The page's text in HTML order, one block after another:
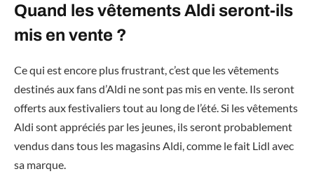
Quand les vêtements Aldi seront-ils
mis en vente ?
Ce qui est encore plus frustrant, c’est que les vêtements
destinés aux fans d’Aldi ne sont pas mis en vente. Ils seront
offerts aux festivaliers tout au long de l’été. Si les vêtements
Aldi sont appréciés par les jeunes, ils seront probablement
vendus dans tous les magasins Aldi, comme le fait Lidl avec
sa marque.